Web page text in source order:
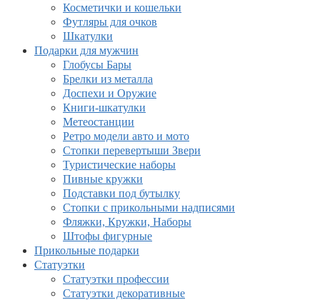
Косметички и кошельки
Футляры для очков
Шкатулки
Подарки для мужчин
Глобусы Бары
Брелки из металла
Доспехи и Оружие
Книги-шкатулки
Метеостанции
Ретро модели авто и мото
Стопки перевертыши Звери
Туристические наборы
Пивные кружки
Подставки под бутылку
Стопки с прикольными надписями
Фляжки, Кружки, Наборы
Штофы фигурные
Прикольные подарки
Статуэтки
Статуэтки профессии
Статуэтки декоративные